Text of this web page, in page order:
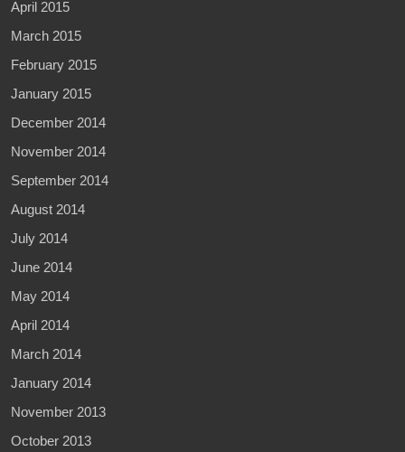
April 2015
March 2015
February 2015
January 2015
December 2014
November 2014
September 2014
August 2014
July 2014
June 2014
May 2014
April 2014
March 2014
January 2014
November 2013
October 2013